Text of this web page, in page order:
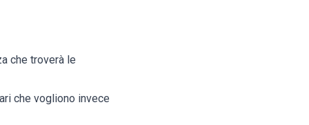
che troverà le
che vogliono invece